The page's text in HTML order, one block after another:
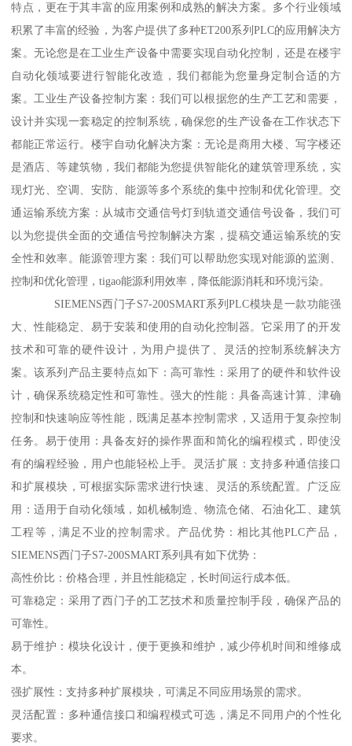
特点，更在于其丰富的应用案例和成熟的解决方案。多个行业领域
积累了丰富的经验，为客户提供了多种ET200系列PLC的应用解决方
案。无论您是在工业生产设备中需要实现自动化控制，还是在楼宇
自动化领域要进行智能化改造，我们都能为您量身定制合适的方
案。工业生产设备控制方案：我们可以根据您的生产工艺和需要，
设计并实现一套稳定的控制系统，确保您的生产设备在工作状态下
都能正常运行。楼宇自动化解决方案：无论是商用大楼、写字楼还
是酒店、等建筑物，我们都能为您提供智能化的建筑管理系统，实
现灯光、空调、安防、能源等多个系统的集中控制和优化管理。交
通运输系统方案：从城市交通信号灯到轨道交通信号设备，我们可
以为您提供全面的交通信号控制解决方案，提稿交通运输系统的安
全性和效率。能源管理方案：我们可以帮助您实现对能源的监测、
控制和优化管理，tigao能源利用效率，降低能源消耗和环境污染。
SIEMENS西门子S7-200SMART系列PLC模块是一款功能强
大、性能稳定、易于安装和使用的自动化控制器。它采用了的开发
技术和可靠的硬件设计，为用户提供了、灵活的控制系统解决方
案。该系列产品主要特点如下：高可靠性：采用了的硬件和软件设
计，确保系统稳定性和可靠性。强大的性能：具备高速计算、津确
控制和快速响应等性能，既满足基本控制需求，又适用于复杂控制
任务。易于使用：具备友好的操作界面和简化的编程模式，即使没
有的编程经验，用户也能轻松上手。灵活扩展：支持多种通信接口
和扩展模块，可根据实际需求进行快速、灵活的系统配置。广泛应
用：适用于自动化领域，如机械制造、物流仓储、石油化工、建筑
工程等，满足不业的控制需求。产品优势：相比其他PLC产品，
SIEMENS西门子S7-200SMART系列具有如下优势：
高性价比：价格合理，并且性能稳定，长时间运行成本低。
可靠稳定：采用了西门子的工艺技术和质量控制手段，确保产品的
可靠性。
易于维护：模块化设计，便于更换和维护，减少停机时间和维修成
本。
强扩展性：支持多种扩展模块，可满足不同应用场景的需求。
灵活配置：多种通信接口和编程模式可选，满足不同用户的个性化
要求。